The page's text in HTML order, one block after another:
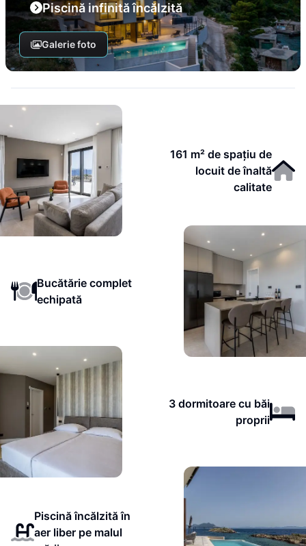
Piscină infinită încălzită
Galerie foto
161 m² de spațiu de
locuit de înaltă
calitate
Bucătărie complet
echipată
3 dormitoare cu băi
proprii
Piscină încălzită în
aer liber pe malul